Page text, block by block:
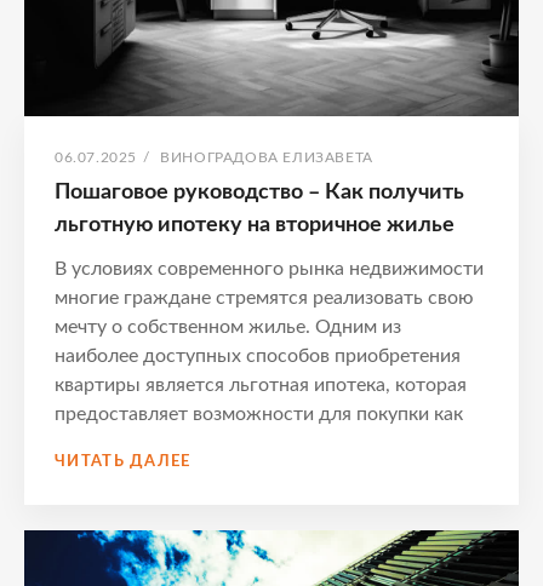
ОПУБЛИКОВАНО
06.07.2025 / АВТОР:
ВИНОГРАДОВА ЕЛИЗАВЕТА
Пошаговое руководство – Как получить
льготную ипотеку на вторичное жилье
В условиях современного рынка недвижимости
многие граждане стремятся реализовать свою
мечту о собственном жилье. Одним из
наиболее доступных способов приобретения
квартиры является льготная ипотека, которая
предоставляет возможности для покупки как
ЧИТАТЬ ДАЛЕЕ
КАК
ПОЛУЧИТЬ
ЛЬГОТНУЮ